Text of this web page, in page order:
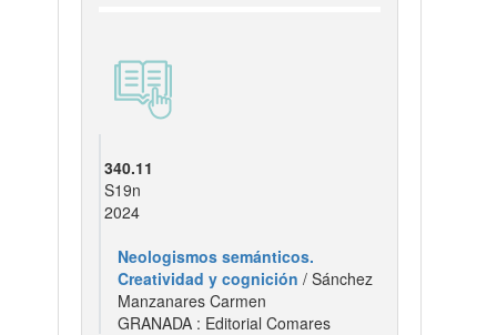
340.11
S19n
2024
Neologismos semánticos.
Creatividad y cognición / Sánchez
Manzanares Carmen
GRANADA : Editorial Comares